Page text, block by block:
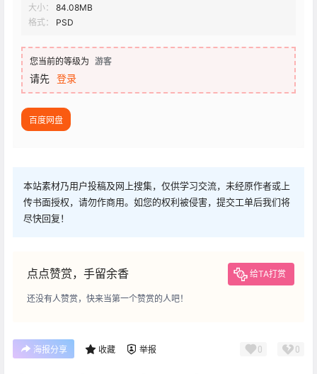
大小：
84.08MB
格式：
PSD
您当前的等级为 游客
请先 登录
百度网盘
本站素材乃用户投稿及网上搜集，仅供学习交流，未经原作者或上
传书面授权，请勿作商用。如您的权利被侵害，提交工单后我们将
尽快回复！
点点赞赏，手留余香 给TA打赏
还没有人赞赏，快来当第一个赞赏的人吧！
海报分享 收藏 举报 0 0